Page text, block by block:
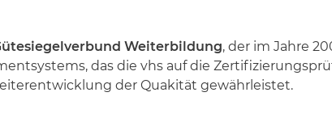
Weiterbildung, der im Jahre
das die vhs auf die
der Quakität gewährleistet.